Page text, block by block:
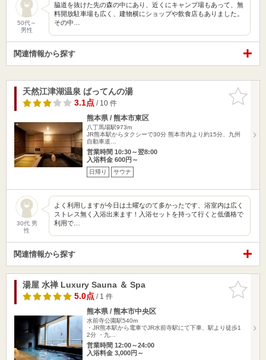
50代～
男性
脇道を抜けた先の森の中にあり、近くにキャンプ場もあって、無
料開放駐車場も広く、建物横にショップや飲食店もありました。
その中…
関連情報から探す
お気に入
りに追加
天然江津湖温泉 ばってんの湯
3.1点/ 10 件
熊本県 / 熊本市東区
八丁馬場駅973m
JR熊本駅からタクシーで30分 熊本市内より約15分、九州
自動車道…
営業時間 10:30～翌8:00
入浴料金 600円～
日帰り サウナ
30代 男
性
よく利用しますが今日は土曜なのて多かったです、浴室内は広く
ストレス無く入浴出来ます！入浴セットを持って行くと低価格で
利用で…
関連情報から探す
お気に入
りに追加
湯屋 水禅 Luxury Sauna ＆ Spa
5.0点/ 1 件
熊本県 / 熊本市中央区
水前寺公園駅540m
・JR熊本駅から電車でJR水前寺駅にて下車、駅より徒歩1
2分 ・九…
営業時間 12:00～24:00
入浴料金 3,000円～